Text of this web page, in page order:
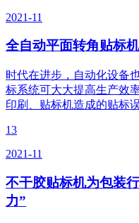
2021-11
全自动平面转角贴标
时代在进步，自动化设备
标系统可大大提高生产效
印刷、贴标机造成的贴标
13
2021-11
不干胶贴标机为包装
力”